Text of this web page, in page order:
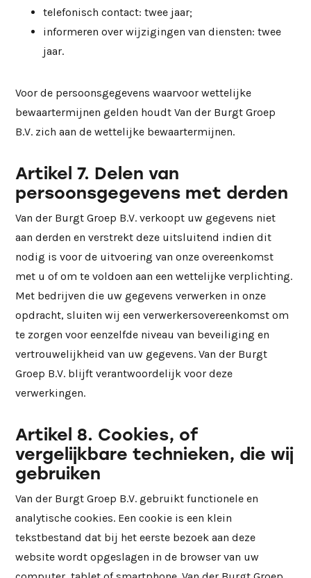
telefonisch contact: twee jaar;
informeren over wijzigingen van diensten: twee
jaar.
Voor de persoonsgegevens waarvoor wettelijke
bewaartermijnen gelden houdt Van der Burgt Groep
B.V. zich aan de wettelijke bewaartermijnen.
Artikel 7. Delen van
persoonsgegevens met derden
Van der Burgt Groep B.V. verkoopt uw gegevens niet
aan derden en verstrekt deze uitsluitend indien dit
nodig is voor de uitvoering van onze overeenkomst
met u of om te voldoen aan een wettelijke verplichting.
Met bedrijven die uw gegevens verwerken in onze
opdracht, sluiten wij een verwerkersovereenkomst om
te zorgen voor eenzelfde niveau van beveiliging en
vertrouwelijkheid van uw gegevens. Van der Burgt
Groep B.V. blijft verantwoordelijk voor deze
verwerkingen.
Artikel 8. Cookies, of
vergelijkbare technieken, die wij
gebruiken
Van der Burgt Groep B.V. gebruikt functionele en
analytische cookies. Een cookie is een klein
tekstbestand dat bij het eerste bezoek aan deze
website wordt opgeslagen in de browser van uw